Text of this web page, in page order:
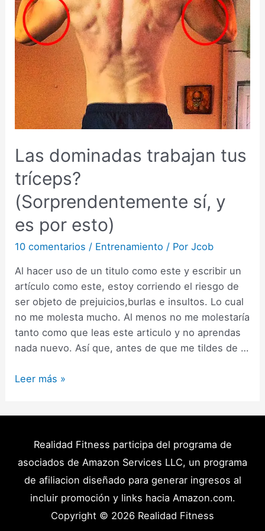
Las dominadas trabajan tus
tríceps?
(Sorprendentemente sí, y
es por esto)
10 comentarios / Entrenamiento / PorJcob
Al hacer uso de un titulo como este y escribir un
artículo como este, estoy corriendo el riesgo de
ser objeto de prejuicios,burlas e insultos. Lo cual
no me molesta mucho. Al menos no me molestaría
tanto como que leas este articulo y no aprendas
nada nuevo. Así que, antes de que me tildes de …
Las
tríceps?
(Sorprendentemente
Leer más »
Realidad Fitness participa del programa de
asociados de Amazon Services LLC, un programa
de afiliacion diseñado para generar ingresos al
incluir promoción y links hacia Amazon.com.
Copyright © 2026 Realidad Fitness